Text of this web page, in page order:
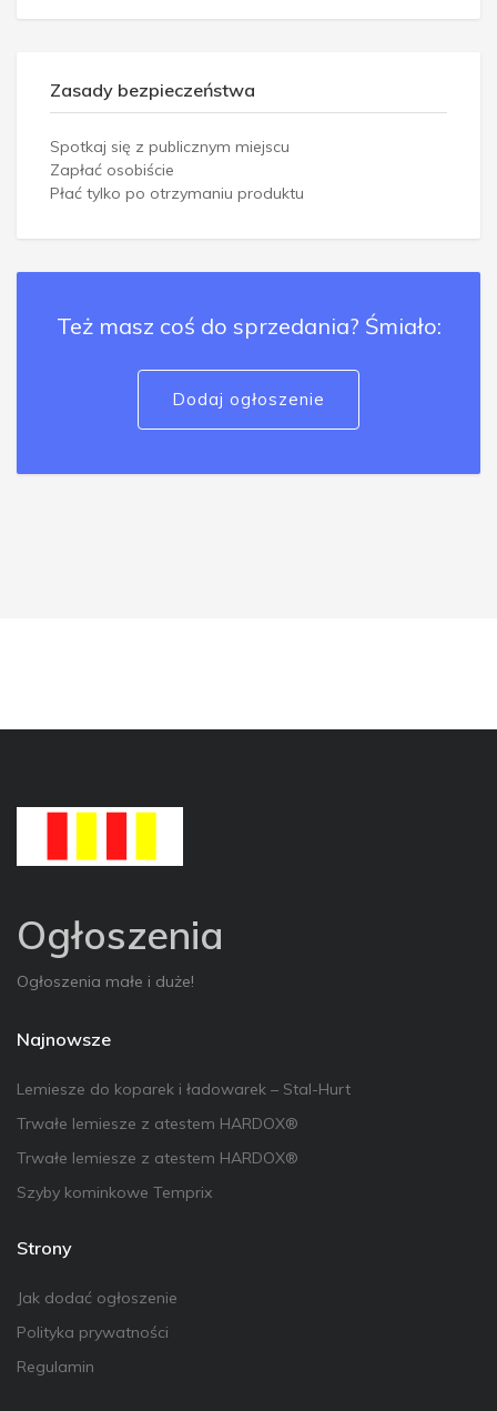
Zasady bezpieczeństwa
Spotkaj się z publicznym miejscu
Zapłać osobiście
Płać tylko po otrzymaniu produktu
Też masz coś do sprzedania? Śmiało:
Dodaj ogłoszenie
Ogłoszenia
Ogłoszenia małe i duże!
Najnowsze
Lemiesze do koparek i ładowarek – Stal-Hurt
Trwałe lemiesze z atestem HARDOX®
Trwałe lemiesze z atestem HARDOX®
Szyby kominkowe Temprix
Strony
Jak dodać ogłoszenie
Polityka prywatności
Regulamin